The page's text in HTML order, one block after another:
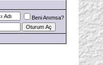
Beni Anımsa?